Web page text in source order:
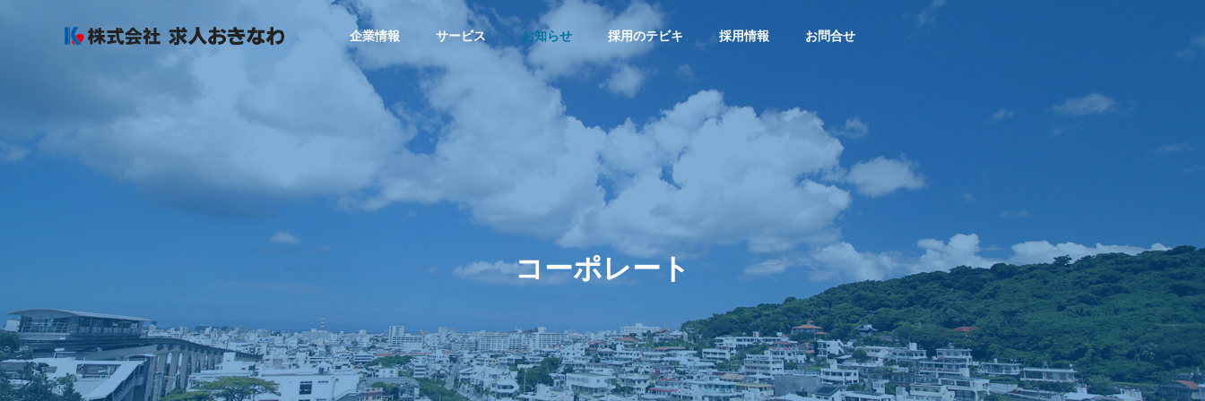
企業情報 サービス お知らせ 採用のテビキ 採用情報 お問合せ
代表者あいさつ
PHILOSOPHY
企業理念
OUTLINE
会社概要
事業所 沿革
CONTRACTED
PROJECTS
官公庁発注の受託事業実績
AGREARMS
採用力アップ！
まるごと運用サ
ービス
沖縄の求人！仕
事・バイト総合
求人サイト
転職サイトA
沖縄の転職！
「キャリア志
向」向け転職サ
イト
総合求人誌A
gre
沖縄で支持され
続けるシゴト・
バイト発見マガ
ジン
Indeed・シ
ェアフル
販売パートナー
コーポレート